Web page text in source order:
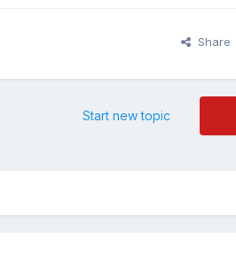
Share
Start new topic